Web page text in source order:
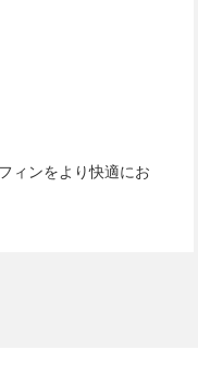
ィンをより快適にお